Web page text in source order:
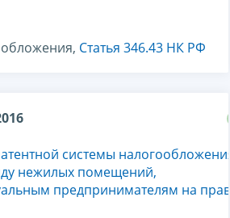
Статья 346.43 НК РФ
системы налогообложения
нежилых помещений,
предпринимателям на праве